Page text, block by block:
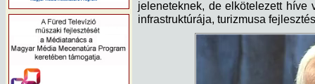
jeleneteknek, de elkötelezett
infrastruktúrája, turizmusa